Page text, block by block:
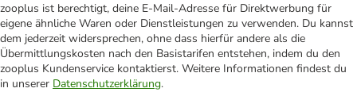
zooplus ist berechtigt, deine E-Mail-Adresse für Direktwerbung für
eigene ähnliche Waren oder Dienstleistungen zu verwenden. Du kannst
dem jederzeit widersprechen, ohne dass hierfür andere als die
Übermittlungskosten nach den Basistarifen entstehen, indem du den
zooplus Kundenservice kontaktierst. Weitere Informationen findest du
in unserer Datenschutzerklärung.